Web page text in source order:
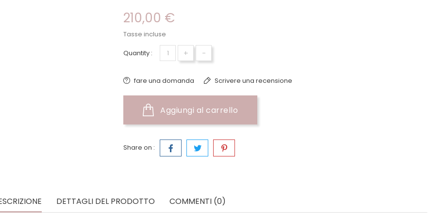
210,00 €
Tasse incluse
Quantity : + -
fare una domanda Scrivere una recensione
Aggiungi al carrello
Share on :
DETTAGLI DEL PRODOTTO COMMENTI (0)